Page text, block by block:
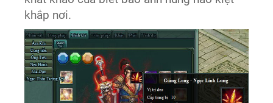
khắp nơi.